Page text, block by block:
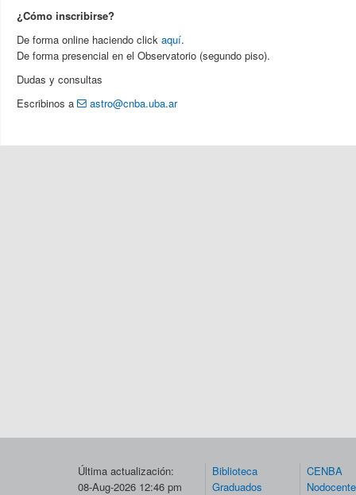
¿Cómo inscribirse?
De forma online haciendo click aquí.
De forma presencial en el Observatorio (segundo piso).
Dudas y consultas
Escribinos a
astro@cnba.uba.ar
Última actualización:
08-Aug-2026 12:46 pm
Biblioteca
Graduados
CENBA